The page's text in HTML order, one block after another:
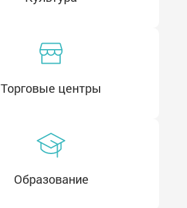
Торговые центры
Образование